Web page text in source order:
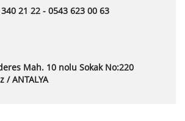
21 22 - 0543 623 00 63
Mah. 10 nolu Sokak No:220
/ ANTALYA